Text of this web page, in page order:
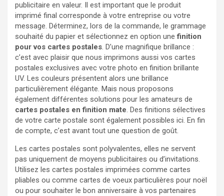
publicitaire en valeur. Il est important que le produit
imprimé final corresponde à votre entreprise ou votre
message. Déterminez, lors de la commande, le grammage
souhaité du papier et sélectionnez en option unefinition
pour vos cartes postales. D’une magnifique brillance :
c’est avec plaisir que nous imprimons aussi vos cartes
postales exclusives avec votre photo en finition brillante
UV. Les couleurs présentent alors une brillance
particulièrement élégante. Mais nous proposons
également différentes solutions pour les amateurs de
cartes postales en finition mate. Des finitions sélectives
de votre carte postale sont également possibles ici. En fin
de compte, c’est avant tout une question de goût.
Les cartes postales sont polyvalentes, elles ne servent
pas uniquement de moyens publicitaires ou d’invitations.
Utilisez les cartes postales imprimées comme cartes
pliables ou comme cartes de voeux particulières pour noël
ou pour souhaiter le bon anniversaire à vos partenaires